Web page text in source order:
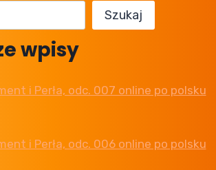
Szukaj
wpisy
i Perła, odc. 007 online po polsku
i Perła, odc. 006 online po polsku